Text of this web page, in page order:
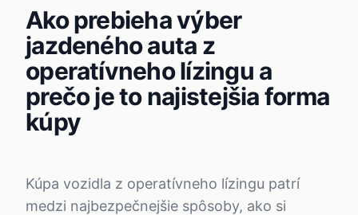
Ako prebieha výber
jazdeného auta z
operatívneho lízingu a
prečo je to najistejšia forma
kúpy
Kúpa vozidla z operatívneho lízingu patrí
medzi najbezpečnejšie spôsoby, ako si